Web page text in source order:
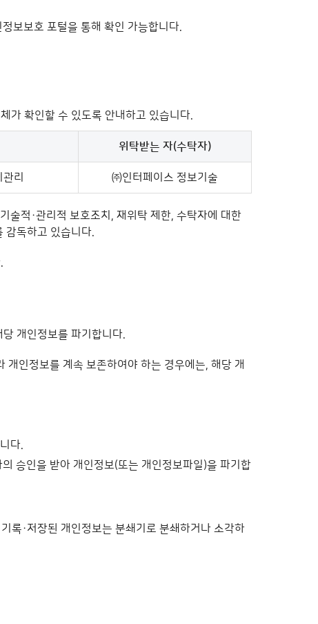
보보호 포털을 통해 확인 가능합니다.
가 확인할 수 있도록 안내하고 있습니다.
위탁받는 자(수탁자)
리 ㈜인터페이스 정보기술
술적·관리적 보호조치, 재위탁 제한, 수탁자에 대한
감독하고 있습니다.
개인정보를 파기합니다.
인정보를 계속 보존하여야 하는 경우에는, 해당 개
다.
승인을 받아 개인정보(또는 개인정보파일)을 파기합
록·저장된 개인정보는 분쇄기로 분쇄하거나 소각하